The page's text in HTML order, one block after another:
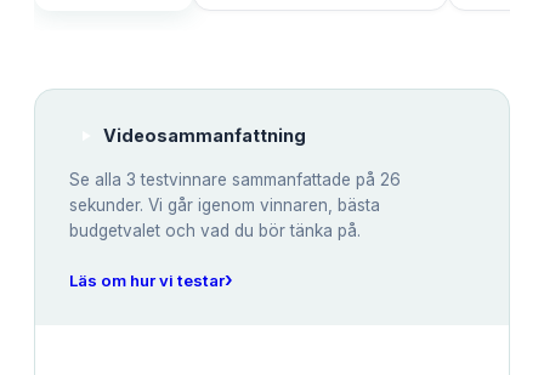
Videosammanfattning
Se alla 3 testvinnare sammanfattade på 26
sekunder. Vi går igenom vinnaren, bästa
budgetvalet och vad du bör tänka på.
Läs om hur vi testar›